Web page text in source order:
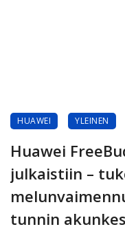
HUAWEI YLEINEN
Huawei
julkaistiin –
tunnin